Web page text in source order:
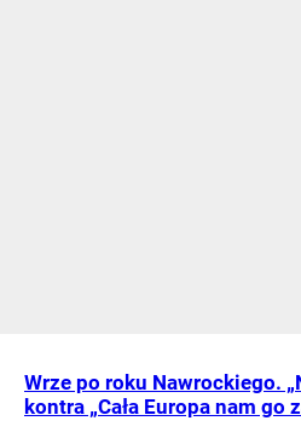
Wrze po roku Nawrockiego.
kontra „Cała Europa nam go